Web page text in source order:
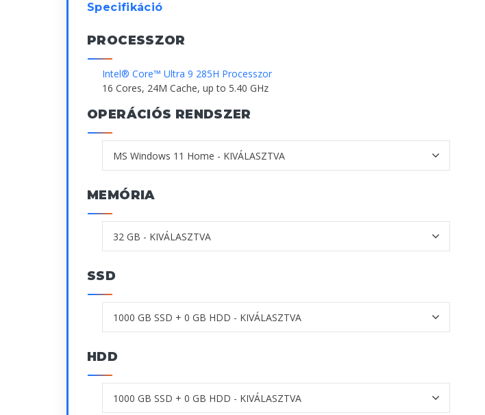
Specifikáció
PROCESSZOR
Intel® Core™ Ultra 9 285H Processzor
16 Cores, 24M Cache, up to 5.40 GHz
OPERÁCIÓS RENDSZER
MEMÓRIA
SSD
HDD